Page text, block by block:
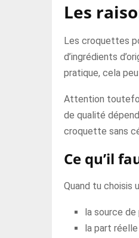
Les
Les croquettes
d’ingrédients
pratique, cela
Attention
de qualité
croquette sans
Ce qu’il
Quand tu choisis
la source de
la part